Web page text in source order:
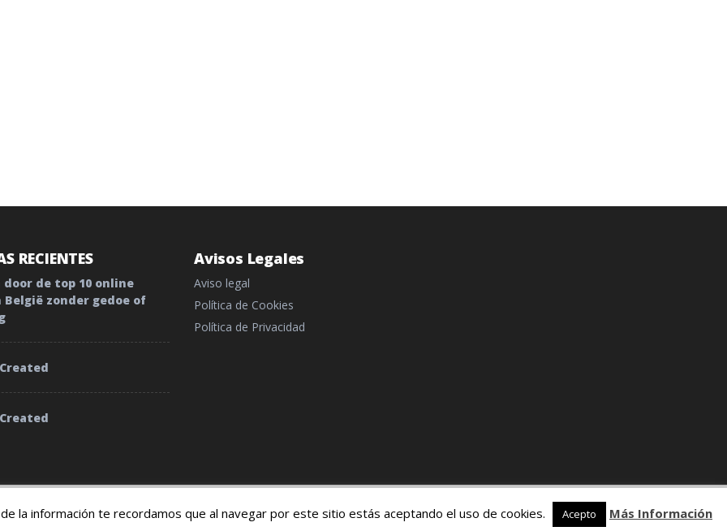
RECIENTES
door de top 10 online
België zonder gedoe of
Avisos Legales
Aviso legal
Política de Cookies
Política de Privacidad
y condiciones
la información te recordamos que al navegar por este sitio estás aceptando el uso de cookies. Acepto Más Información